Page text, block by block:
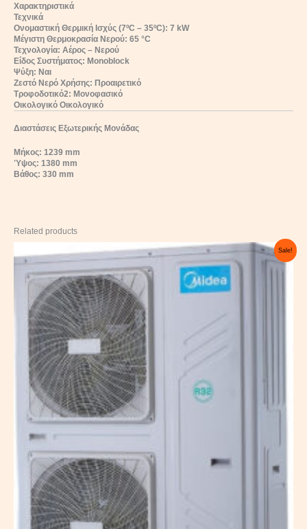
Χαρακτηριστικά
Τεχνικά
Ονομαστική Θερμική Ισχύς (7ºC – 35ºC): 7 kW
Μέγιστη Θερμοκρασία Νερού: 65 °C
Τεχνολογία: Αέρος – Νερού
Είδος Συστήματος: Monoblock
Ψύξη: Ναι
Ζεστό Νερό Χρήσης: Προαιρετικό
Τροφοδοτικό2: Μονοφασικό
Οικολογικό Οικολογικό
Διαστάσεις Εξωτερικής Μονάδας
Μήκος: 1239 mm
Ύψος: 1380 mm
Βάθος: 330 mm
Related products
Sale!
Original
price
8.800,00 €.
Current
price
is:
5.295,00 €.